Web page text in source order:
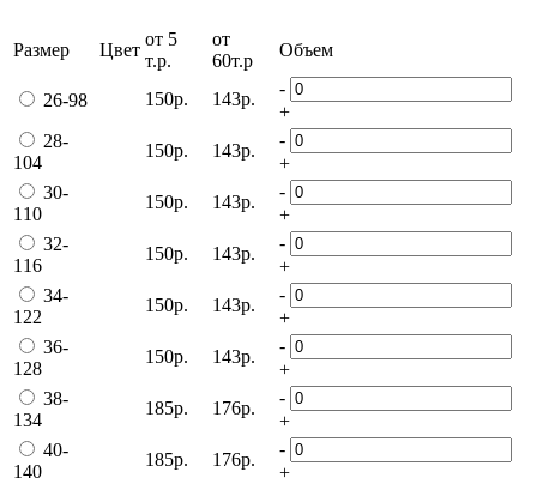
Размер Цвет
от 5
т.р.
от
60т.р
Объем
26-98 150р. 143р.
-
+
28-
104
150р. 143р.
-
+
30-
110
150р. 143р.
-
+
32-
116
150р. 143р.
-
+
34-
122
150р. 143р.
-
+
36-
128
150р. 143р.
-
+
38-
134
185р. 176р.
-
+
40-
140
185р. 176р.
-
+